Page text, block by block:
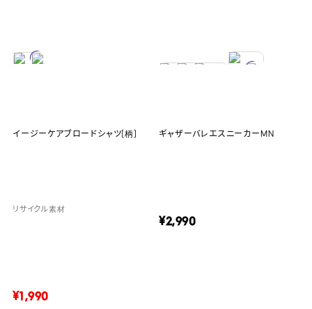
イージーケアブロードシャツ(柄)
リサイクル素材
¥1,990
ギャザーバレエスニーカーMN
¥2,990